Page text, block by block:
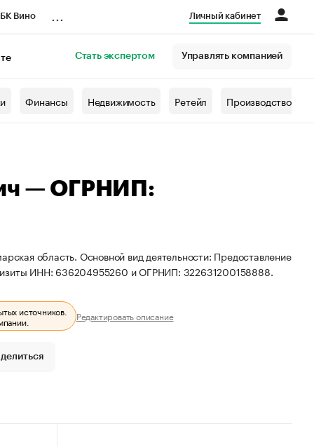
Вино Личный кабинет
Стать экспертом Управлять компанией
Финансы Недвижимость Ретейл Производство
— ОГРНИП:
область. Основной вид деятельности: Предоставление
ИНН: 636204955260 и ОГРНИП: 322631200158888.
источников.
Редактировать описание